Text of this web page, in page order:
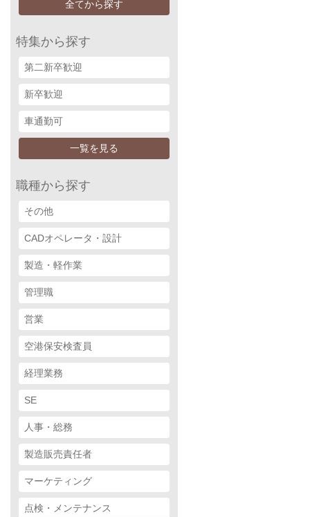
全てから探す
特集から探す
第二新卒歓迎
新卒歓迎
車通勤可
一覧を見る
職種から探す
その他
CADオペレータ・設計
製造・軽作業
管理職
営業
空港保安検査員
経理業務
SE
人事・総務
製造販売責任者
マーケティング
点検・メンテナンス